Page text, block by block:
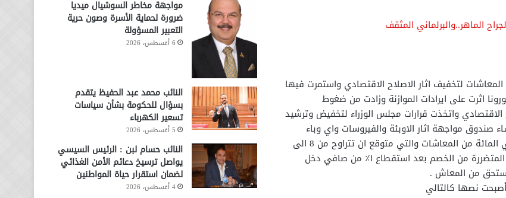
الماهر..والبرلماني المثقف
لتخفيف اثار الاصلاح الاقتصادي واستمرت فيها
105 مليار جنيه ولكن اثار كورونا اثرت على ايرادات الموازنة وزادت من ضغوط
الاقتصادي واتخذت قرارات مجلس الوزراء لتخفيض وترشيد
صندوق مواجهة اثار الاوبئة والفيروسات واي وباء
جديد وتخصيص حصيلة خصم 1% من العاملين بالدولة ونصف في المائة من المعاشات والتي متوقع ان تتراوح من 8 الى
10 مليار لمدة 12 شهر فقط لهذا الصندوق مع اعفاء القطاعات المتضررة من الخصم بعد استقطاع ١٪؜ من صافي دخل
نصها كالتالي
مواجهة مخاطر السوشيال ميديا
ضرورة لحماية الأسرة وصون حرية
التعبير المسؤولة
6 أغسطس، 2026
النائب محمد عبد الحفيظ يتقدم
بسؤال للحكومة بشأن سياسات
تسعير الكهرباء
5 أغسطس، 2026
النائب حسام لبن : الرئيس السيسي
يواصل ترسيخ دعائم الأمن الغذائي
لضمان استقرار حياة المواطنين
4 أغسطس، 2026